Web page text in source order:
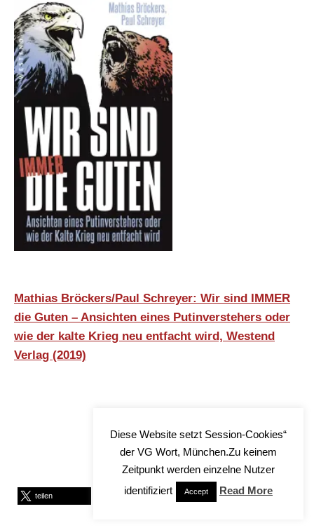
Mathias Bröckers/Paul Schreyer: Wir sind IMMER
die Guten – Ansichten eines Putinverstehers oder
wie der kalte Krieg neu entfacht wird, Westend
Verlag (2019)
teilen teilen E-Mail
Diese Website setzt Session-Cookies“
der VG Wort, München.Zu keinem
Zeitpunkt werden einzelne Nutzer
identifiziert
Accept Read More